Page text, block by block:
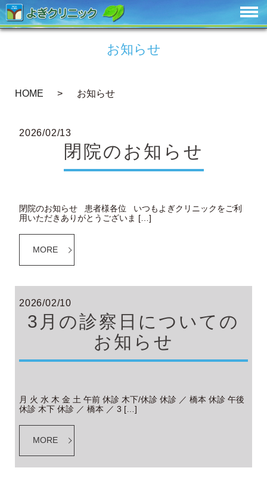
お知らせ
HOME お知らせ
2026/02/13
閉院のお知らせ
閉院のお知らせ 患者様各位 いつもよぎクリニックをご利
用いただきありがとうございま […]
MORE
2026/02/10
3月の診察日についての
お知らせ
月 火 水 木 金 土 午前 休診 木下/休診 休診 ／ 橋本 休診 午後
休診 木下 休診 ／ 橋本 ／ 3 […]
MORE